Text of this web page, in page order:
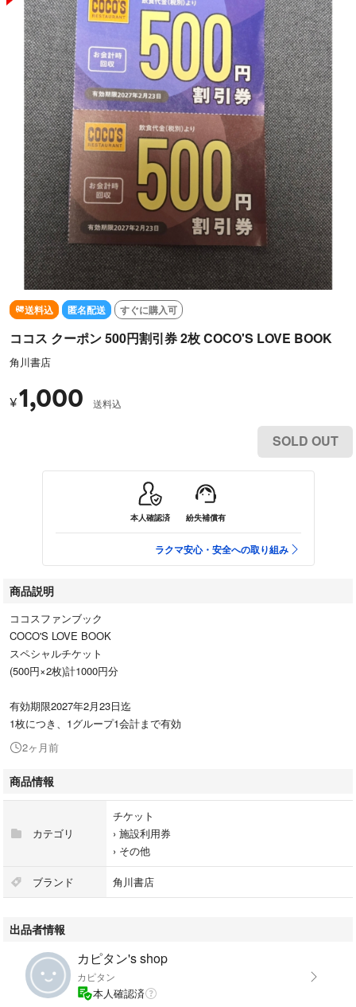
送料込 匿名配送 すぐに購入可
ココス クーポン 500円割引券 2枚 COCO'S LOVE BOOK
角川書店
¥1,000 送料込
SOLD OUT
本人確認済 紛失補償有
ラクマ安心・安全への取り組み
商品説明
ココスファンブック
COCO'S LOVE BOOK
スペシャルチケット
(500円×2枚)計1000円分
有効期限2027年2月23日迄
1枚につき、1グループ1会計まで有効
2ヶ月前
商品情報
カテゴリ
チケット
› 施設利用券
› その他
ブランド 角川書店
出品者情報
カピタン's shop
カピタン
本人確認済